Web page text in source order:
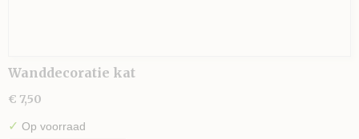
Wanddecoratie kat
€ 7,50
✓ Op voorraad